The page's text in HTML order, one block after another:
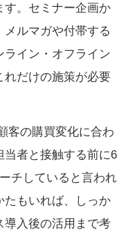
す。セミナー企画か
メルマガや付帯する
ライン・オフライン
れだけの施策が必要
客の購買変化に合わ
当者と接触する前に6
チしていると言われ
たもいれば、しっか
導入後の活用まで考